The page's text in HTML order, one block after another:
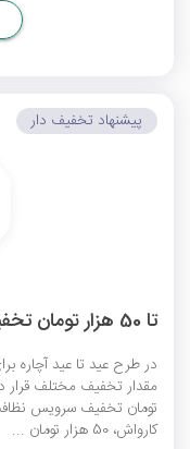
تا 50 هزار تومان تخفیف در طرح عید تا عید آچاره
در طرح عید تا عید آچاره
کارواش، 50 هزار تومان ...
پیشنهاد تخفیف دار